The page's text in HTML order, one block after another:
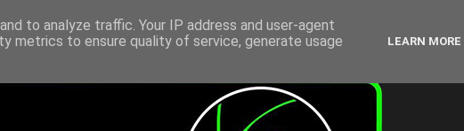
to analyze traffic. Your IP address and user-agent
metrics to ensure quality of service, generate usage
LEARN MORE